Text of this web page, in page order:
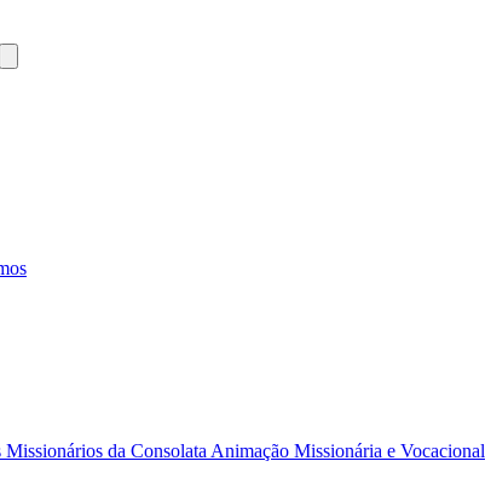
Missionários da Consolata Animação Missionária e Vocacional